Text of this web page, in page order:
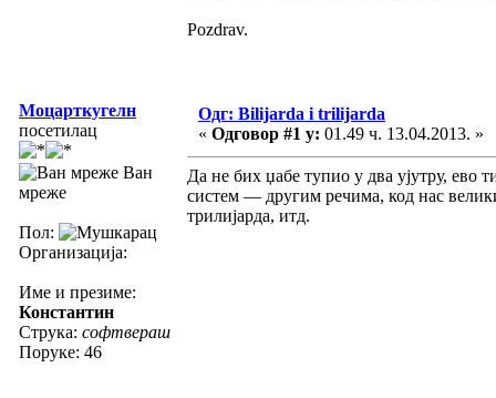
Pozdrav.
Моцарткугелн
посетилац
Ван
мреже
Пол:
Организација:
Име и презиме:
Константин
Струка: софтвераш
Поруке: 46
Одг: Bilijarda i trilijarda
« Одговор #1 у: 01.49 ч. 13.04.2013. »
Да не бих џабе тупио у два ујутру, ево
систем — другим речима, код нас
трилијарда, итд.